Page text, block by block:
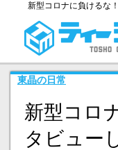
新型コロナに負けるな
東晶の日常
新型コロ
タビュー